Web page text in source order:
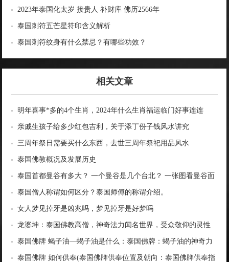
2023年泰国化太岁 接贵人 补财库 佛历2566年
泰国刺符五芒星符印含义解析
泰国刺符纹身有什么禁忌？有哪些功效？
相关文章
明年喜事*多的4个生肖，2024年什么生肖福运临门好事连连
亲戚生孩子给多少红包吉利，关于添丁份子钱风水讲究
三周年祭日需要买什么东西，去世三周年祭祀用品风水
泰国佛教概况及发展历史
泰国首都曼谷有多大？ 一个曼谷是几个台北？ 一张图看曼谷面
积与各大城市比较
泰国僧人称谓如何区分？泰国师傅的称谓介绍。
女人梦见掉牙是凶兆吗，梦见掉牙是好梦吗
龙婆坤：泰国佛教高僧，神奇法力闻名世界，受众敬仰的灵性
导师
泰国佛牌 蝎子油—蝎子油是什么：泰国佛牌：蝎子油的神奇力
量
泰国佛牌 如何供奉(泰国佛牌供奉位置及朝向：泰国佛牌供奉指